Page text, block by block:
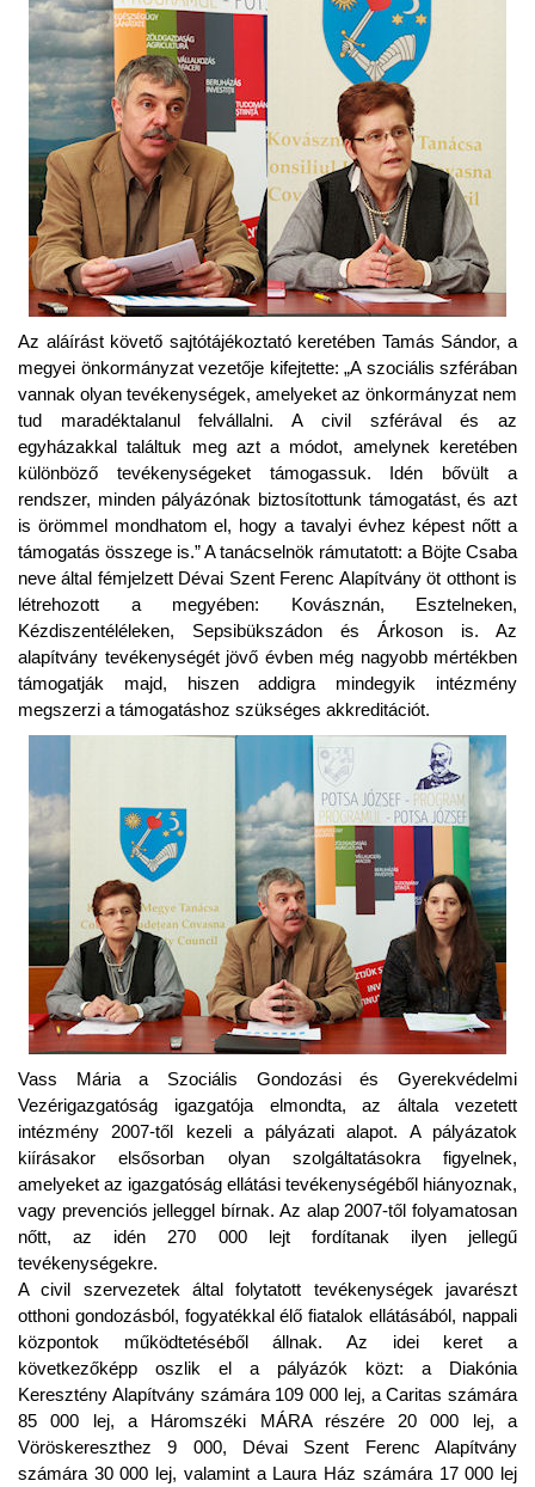
Az aláírást követő sajtótájékoztató keretében Tamás Sándor, a
megyei önkormányzat vezetője kifejtette: „A szociális szférában
vannak olyan tevékenységek, amelyeket az önkormányzat nem
tud maradéktalanul felvállalni. A civil szférával és az
egyházakkal találtuk meg azt a módot, amelynek keretében
különböző tevékenységeket támogassuk. Idén bővült a
rendszer, minden pályázónak biztosítottunk támogatást, és azt
is örömmel mondhatom el, hogy a tavalyi évhez képest nőtt a
támogatás összege is.” A tanácselnök rámutatott: a Böjte Csaba
neve által fémjelzett Dévai Szent Ferenc Alapítvány öt otthont is
létrehozott a megyében: Kovásznán, Esztelneken,
Kézdiszentéléleken, Sepsibükszádon és Árkoson is. Az
alapítvány tevékenységét jövő évben még nagyobb mértékben
támogatják majd, hiszen addigra mindegyik intézmény
megszerzi a támogatáshoz szükséges akkreditációt.
Vass Mária a Szociális Gondozási és Gyerekvédelmi
Vezérigazgatóság igazgatója elmondta, az általa vezetett
intézmény 2007-től kezeli a pályázati alapot. A pályázatok
kiírásakor elsősorban olyan szolgáltatásokra figyelnek,
amelyeket az igazgatóság ellátási tevékenységéből hiányoznak,
vagy prevenciós jelleggel bírnak. Az alap 2007-től folyamatosan
nőtt, az idén 270 000 lejt fordítanak ilyen jellegű
tevékenységekre.
A civil szervezetek által folytatott tevékenységek javarészt
otthoni gondozásból, fogyatékkal élő fiatalok ellátásából, nappali
központok működtetéséből állnak. Az idei keret a
következőképp oszlik el a pályázók közt: a Diakónia
Keresztény Alapítvány számára 109 000 lej, a Caritas számára
85 000 lej, a Háromszéki MÁRA részére 20 000 lej, a
Vöröskereszthez 9 000, Dévai Szent Ferenc Alapítvány
számára 30 000 lej, valamint a Laura Ház számára 17 000 lej